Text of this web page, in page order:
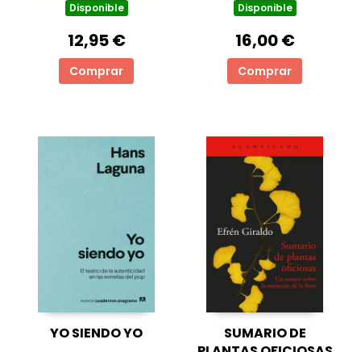
Disponible
12,95 €
Comprar
Disponible
16,00 €
Comprar
YO SIENDO YO
SUMARIO DE